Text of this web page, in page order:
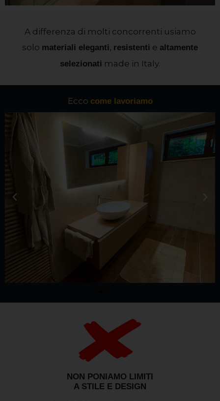
A differenza di molti concorrenti usiamo
solo materiali eleganti, resistenti e altamente
selezionati made in Italy.
Ecco come lavoriamo
NON PONIAMO LIMITI
A STILE E DESIGN